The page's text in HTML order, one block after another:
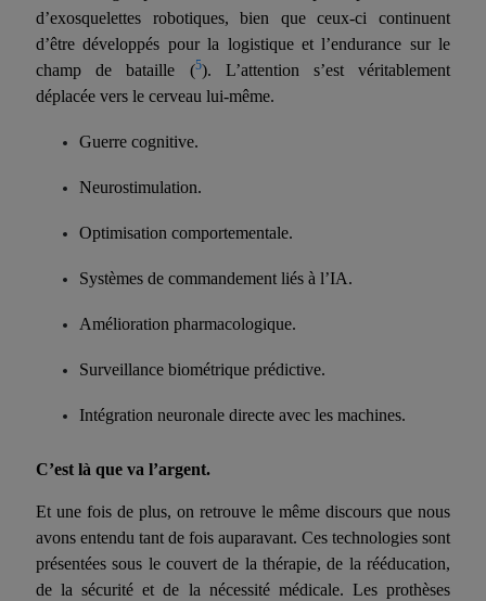
d’exosquelettes robotiques, bien que ceux-ci continuent
d’être développés pour la logistique et l’endurance sur le
champ de bataille (5). L’attention s’est véritablement
déplacée vers le cerveau lui-même.
Guerre cognitive.
Neurostimulation.
Optimisation comportementale.
Systèmes de commandement liés à l’IA.
Amélioration pharmacologique.
Surveillance biométrique prédictive.
Intégration neuronale directe avec les machines.
C’est là que va l’argent.
Et une fois de plus, on retrouve le même discours que nous
avons entendu tant de fois auparavant. Ces technologies sont
présentées sous le couvert de la thérapie, de la rééducation,
de la sécurité et de la nécessité médicale. Les prothèses